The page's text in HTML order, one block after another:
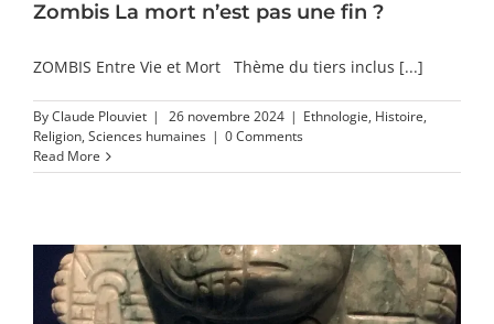
Zombis La mort n’est pas une fin ?
ZOMBIS Entre Vie et Mort Thème du tiers inclus [...]
ByClaude Plouviet | 26 novembre 2024 | Ethnologie, Histoire,
Religion, Sciences humaines | 0 Comments
Read More